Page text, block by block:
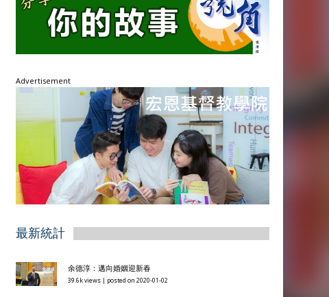
Advertisement
最新統計
余德淳：邁向婚姻迎新春
39.6k views | posted on 2020-01-02